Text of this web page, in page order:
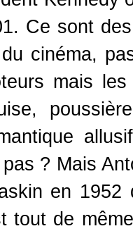
Ce sont
cinéma,
mais
? Mais
en 1952
tout de